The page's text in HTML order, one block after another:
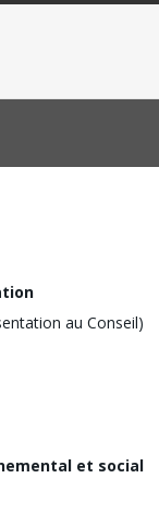
au Conseil)
et social